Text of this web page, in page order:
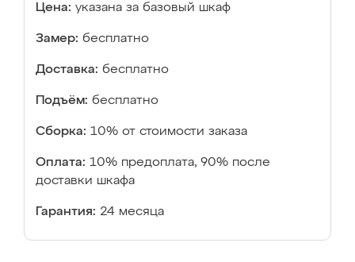
Цена: указана за базовый шкаф
Замер: бесплатно
Доставка: бесплатно
Подъём: бесплатно
Сборка: 10% от стоимости заказа
Оплата: 10% предоплата, 90% после
доставки шкафа
Гарантия: 24 месяца